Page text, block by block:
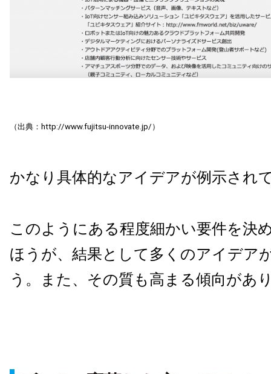
（出典：http://www.fujitsu-innovate.jp/）
かなり具体的なアイデアが例示され
このようにある程度細かい要件を決
ほうが、結果として多くのアイデア
う。また、その質も高まる傾向があ